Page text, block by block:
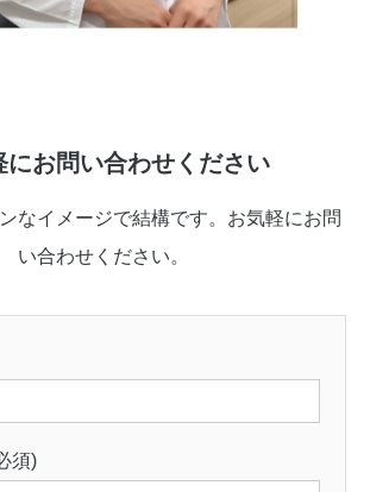
にお問い合わせください
なイメージで結構です。お気軽にお問
い合わせください。
須)